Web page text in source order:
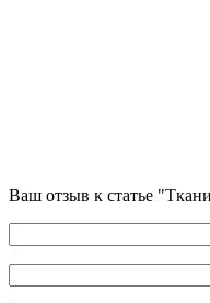
Ваш отзыв к статье